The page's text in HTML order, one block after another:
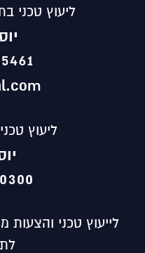
ליעוץ טכני
ליעוץ
לייעוץ טכני והצעות